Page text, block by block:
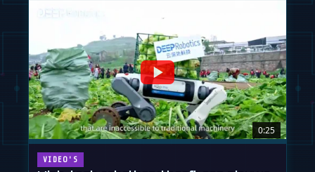
0:25
VIDEO'S